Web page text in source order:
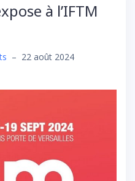
à l’IFTM
– 22 août 2024